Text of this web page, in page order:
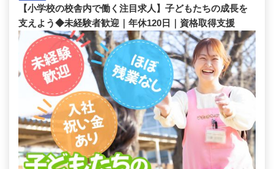
【小学校の校舎内で働く注目求人】子どもたちの成長を
支えよう◆未経験者歓迎｜年休120日｜資格取得支援